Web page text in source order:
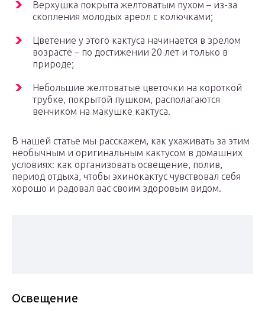
Верхушка покрыта желтоватым пухом – из-за
скопления молодых ареол с колючками;
Цветение у этого кактуса начинается в зрелом
возрасте – по достижении 20 лет и только в
природе;
Небольшие желтоватые цветочки на короткой
трубке, покрытой пушком, располагаются
венчиком на макушке кактуса.
В нашей статье мы расскажем, как ухаживать за этим
необычным и оригинальным кактусом в домашних
условиях: как организовать освещение, полив,
период отдыха, чтобы эхинокактус чувствовал себя
хорошо и радовал вас своим здоровым видом.
Освещение